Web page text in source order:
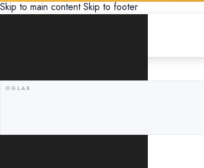
Skip to main content Skip to footer